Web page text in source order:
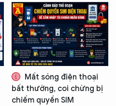
Mất sóng điện thoại
bất thường, coi chừng bị
chiếm quyền SIM